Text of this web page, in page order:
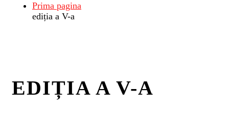
Prima pagina
ediția a V-a
EDIȚIA A V-A